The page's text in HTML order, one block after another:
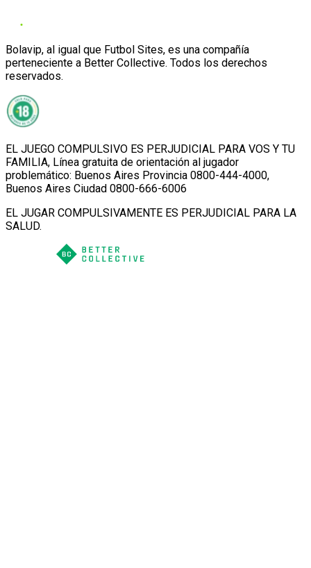
Bolavip, al igual que Futbol Sites, es una compañía
perteneciente a Better Collective. Todos los derechos
reservados.
EL JUEGO COMPULSIVO ES PERJUDICIAL PARA VOS Y TU
FAMILIA, Línea gratuita de orientación al jugador
problemático: Buenos Aires Provincia 0800-444-4000,
Buenos Aires Ciudad 0800-666-6006
EL JUGAR COMPULSIVAMENTE ES PERJUDICIAL PARA LA
SALUD.